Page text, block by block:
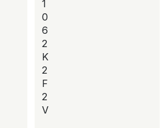
1
0
6
2
K
2
F
2
V